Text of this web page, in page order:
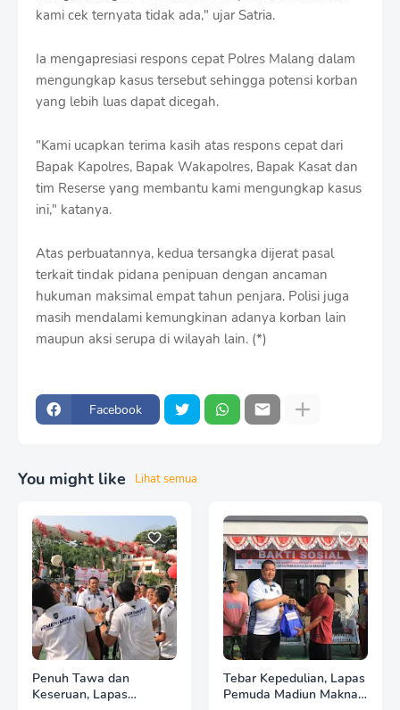
kami cek ternyata tidak ada," ujar Satria.
Ia mengapresiasi respons cepat Polres Malang dalam
mengungkap kasus tersebut sehingga potensi korban
yang lebih luas dapat dicegah.
"Kami ucapkan terima kasih atas respons cepat dari
Bapak Kapolres, Bapak Wakapolres, Bapak Kasat dan
tim Reserse yang membantu kami mengungkap kasus
ini," katanya.
Atas perbuatannya, kedua tersangka dijerat pasal
terkait tindak pidana penipuan dengan ancaman
hukuman maksimal empat tahun penjara. Polisi juga
masih mendalami kemungkinan adanya korban lain
maupun aksi serupa di wilayah lain. (*)
Facebook
You might like Lihat semua
Penuh Tawa dan
Keseruan, Lapas
Tebar Kepedulian, Lapas
Pemuda Madiun Maknai